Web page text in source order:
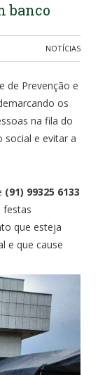
banco
NOTÍCIAS
de Prevenção e
os
na fila do
social e evitar a
(91) 99325 6133
festas
que esteja
e que cause